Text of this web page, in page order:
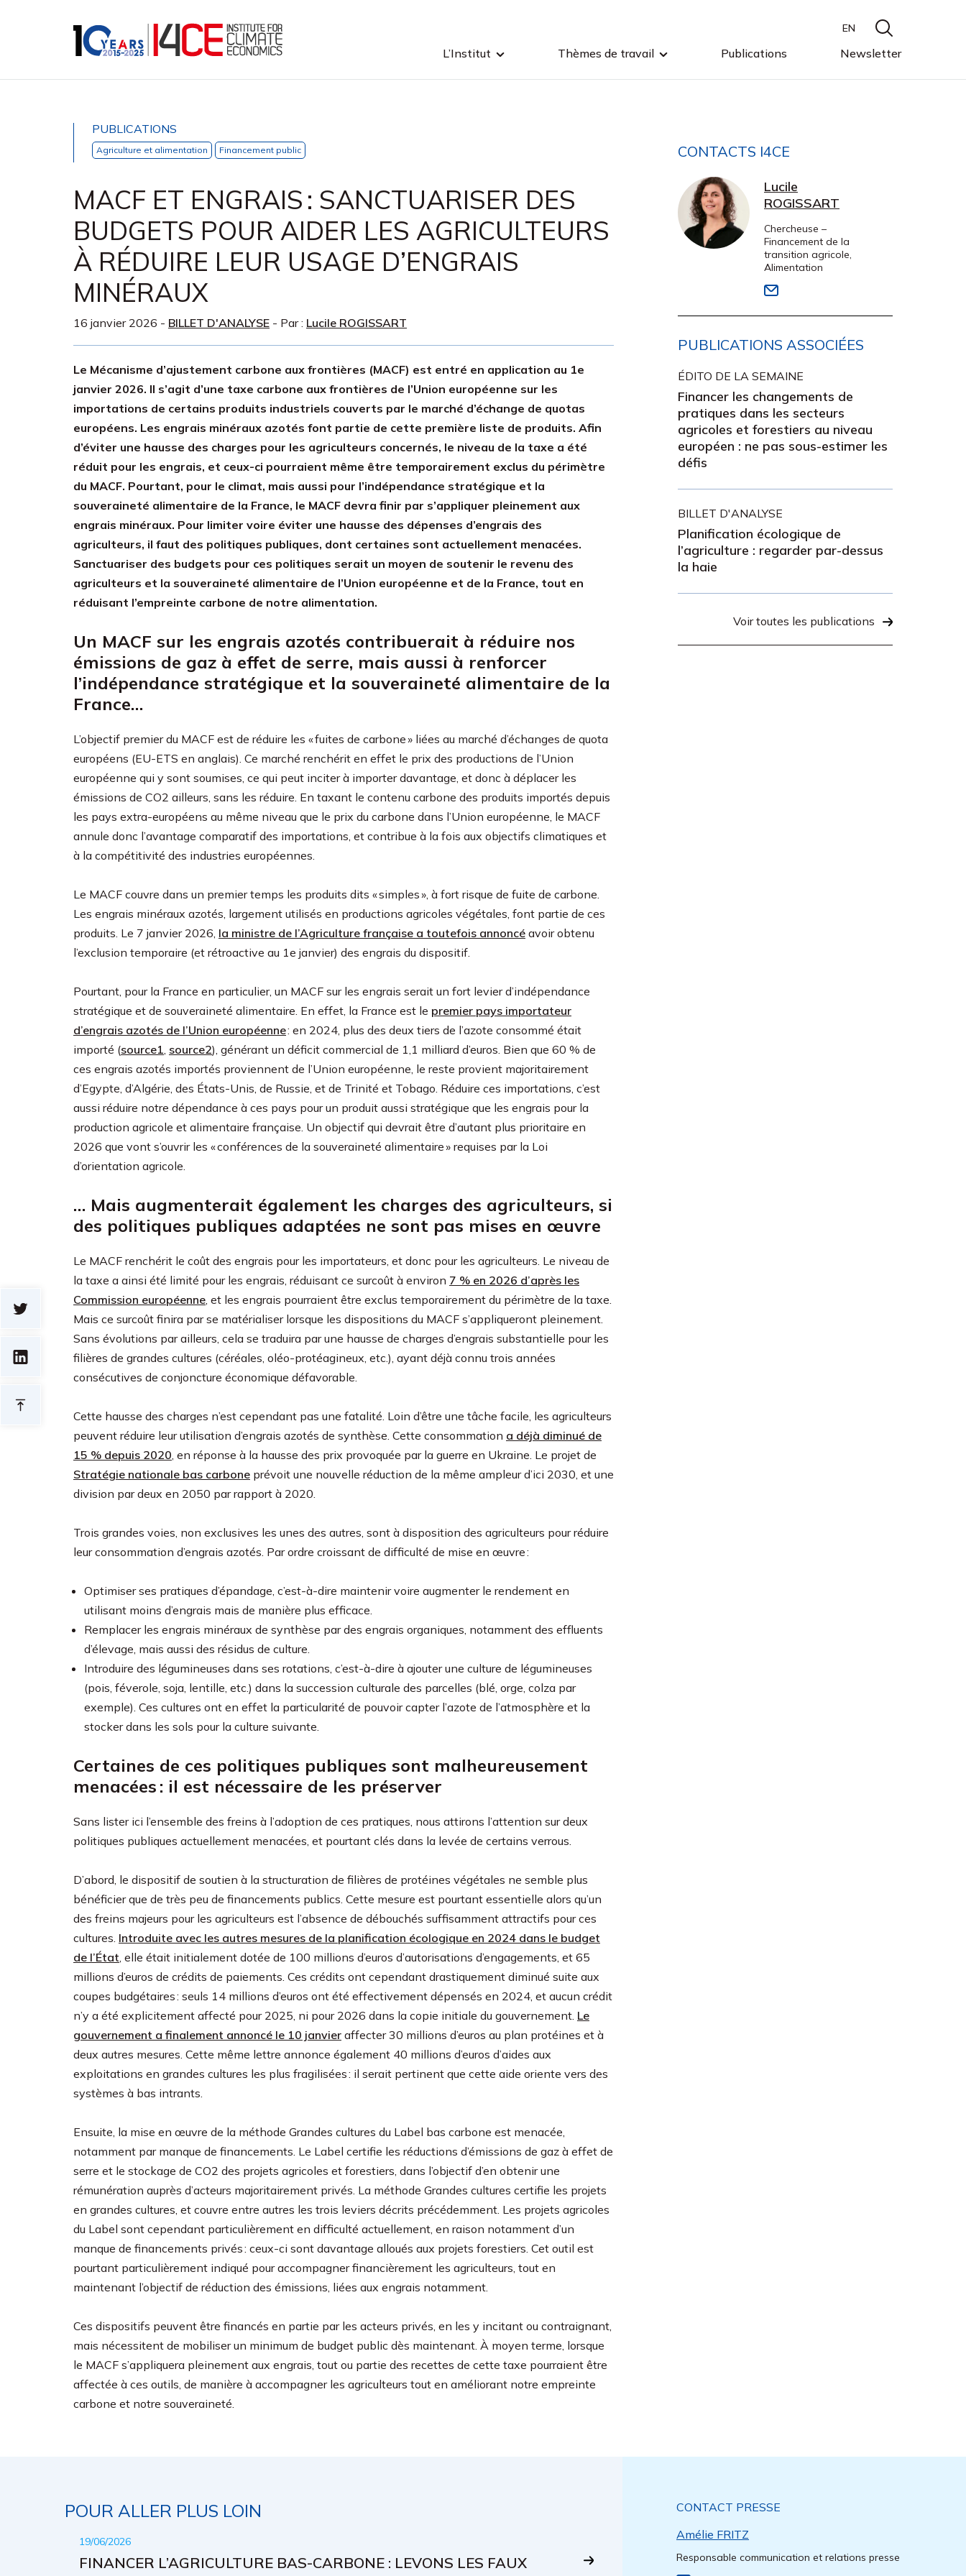
L’Institut Thèmes de travail Publications Newsletter
EN
PUBLICATIONS
Agriculture et alimentation Financement public
MACF ET ENGRAIS : SANCTUARISER DES
BUDGETS POUR AIDER LES AGRICULTEURS
À RÉDUIRE LEUR USAGE D’ENGRAIS
MINÉRAUX
16 janvier 2026 - BILLET D'ANALYSE - Par : Lucile ROGISSART
Le Mécanisme d’ajustement carbone aux frontières (MACF) est entré en application au 1e
janvier 2026. Il s’agit d’une taxe carbone aux frontières de l’Union européenne sur les
importations de certains produits industriels couverts par le marché d’échange de quotas
européens. Les engrais minéraux azotés font partie de cette première liste de produits. Afin
d’éviter une hausse des charges pour les agriculteurs concernés, le niveau de la taxe a été
réduit pour les engrais, et ceux-ci pourraient même être temporairement exclus du périmètre
du MACF. Pourtant, pour le climat, mais aussi pour l’indépendance stratégique et la
souveraineté alimentaire de la France, le MACF devra finir par s’appliquer pleinement aux
engrais minéraux. Pour limiter voire éviter une hausse des dépenses d’engrais des
agriculteurs, il faut des politiques publiques, dont certaines sont actuellement menacées.
Sanctuariser des budgets pour ces politiques serait un moyen de soutenir le revenu des
agriculteurs et la souveraineté alimentaire de l’Union européenne et de la France, tout en
réduisant l’empreinte carbone de notre alimentation.
Un MACF sur les engrais azotés contribuerait à réduire nos
émissions de gaz à effet de serre, mais aussi à renforcer
l’indépendance stratégique et la souveraineté alimentaire de la
France…
L’objectif premier du MACF est de réduire les « fuites de carbone » liées au marché d’échanges de quota
européens (EU-ETS en anglais). Ce marché renchérit en effet le prix des productions de l’Union
européenne qui y sont soumises, ce qui peut inciter à importer davantage, et donc à déplacer les
émissions de CO2 ailleurs, sans les réduire. En taxant le contenu carbone des produits importés depuis
les pays extra-européens au même niveau que le prix du carbone dans l’Union européenne, le MACF
annule donc l’avantage comparatif des importations, et contribue à la fois aux objectifs climatiques et
à la compétitivité des industries européennes.
Le MACF couvre dans un premier temps les produits dits « simples », à fort risque de fuite de carbone.
Les engrais minéraux azotés, largement utilisés en productions agricoles végétales, font partie de ces
produits. Le 7 janvier 2026, la ministre de l’Agriculture française a toutefois annoncé avoir obtenu
l’exclusion temporaire (et rétroactive au 1e janvier) des engrais du dispositif.
Pourtant, pour la France en particulier, un MACF sur les engrais serait un fort levier d’indépendance
stratégique et de souveraineté alimentaire. En effet, la France est le premier pays importateur
d’engrais azotés de l’Union européenne: en 2024, plus des deux tiers de l’azote consommé était
importé (source1, source2), générant un déficit commercial de 1,1 milliard d’euros. Bien que 60 % de
ces engrais azotés importés proviennent de l’Union européenne, le reste provient majoritairement
d’Egypte, d’Algérie, des États-Unis, de Russie, et de Trinité et Tobago. Réduire ces importations, c’est
aussi réduire notre dépendance à ces pays pour un produit aussi stratégique que les engrais pour la
production agricole et alimentaire française. Un objectif qui devrait être d’autant plus prioritaire en
2026 que vont s’ouvrir les « conférences de la souveraineté alimentaire » requises par la Loi
d’orientation agricole.
… Mais augmenterait également les charges des agriculteurs, si
des politiques publiques adaptées ne sont pas mises en œuvre
Le MACF renchérit le coût des engrais pour les importateurs, et donc pour les agriculteurs. Le niveau de
la taxe a ainsi été limité pour les engrais, réduisant ce surcoût à environ 7 % en 2026 d’après les
Commission européenne, et les engrais pourraient être exclus temporairement du périmètre de la taxe.
Mais ce surcoût finira par se matérialiser lorsque les dispositions du MACF s’appliqueront pleinement.
Sans évolutions par ailleurs, cela se traduira par une hausse de charges d’engrais substantielle pour les
filières de grandes cultures (céréales, oléo-protéagineux, etc.), ayant déjà connu trois années
consécutives de conjoncture économique défavorable.
Cette hausse des charges n’est cependant pas une fatalité. Loin d’être une tâche facile, les agriculteurs
peuvent réduire leur utilisation d’engrais azotés de synthèse. Cette consommation a déjà diminué de
15 % depuis 2020, en réponse à la hausse des prix provoquée par la guerre en Ukraine. Le projet de
Stratégie nationale bas carbone prévoit une nouvelle réduction de la même ampleur d’ici 2030, et une
division par deux en 2050 par rapport à 2020.
Trois grandes voies, non exclusives les unes des autres, sont à disposition des agriculteurs pour réduire
leur consommation d’engrais azotés. Par ordre croissant de difficulté de mise en œuvre :
Optimiser ses pratiques d’épandage, c’est-à-dire maintenir voire augmenter le rendement en
utilisant moins d’engrais mais de manière plus efficace.
Remplacer les engrais minéraux de synthèse par des engrais organiques, notamment des effluents
d’élevage, mais aussi des résidus de culture.
Introduire des légumineuses dans ses rotations, c’est-à-dire à ajouter une culture de légumineuses
(pois, féverole, soja, lentille, etc.) dans la succession culturale des parcelles (blé, orge, colza par
exemple). Ces cultures ont en effet la particularité de pouvoir capter l’azote de l’atmosphère et la
stocker dans les sols pour la culture suivante.
Certaines de ces politiques publiques sont malheureusement
menacées : il est nécessaire de les préserver
Sans lister ici l’ensemble des freins à l’adoption de ces pratiques, nous attirons l’attention sur deux
politiques publiques actuellement menacées, et pourtant clés dans la levée de certains verrous.
D’abord, le dispositif de soutien à la structuration de filières de protéines végétales ne semble plus
bénéficier que de très peu de financements publics. Cette mesure est pourtant essentielle alors qu’un
des freins majeurs pour les agriculteurs est l’absence de débouchés suffisamment attractifs pour ces
cultures. Introduite avec les autres mesures de la planification écologique en 2024 dans le budget
de l’État, elle était initialement dotée de 100 millions d’euros d’autorisations d’engagements, et 65
millions d’euros de crédits de paiements. Ces crédits ont cependant drastiquement diminué suite aux
coupes budgétaires : seuls 14 millions d’euros ont été effectivement dépensés en 2024, et aucun crédit
n’y a été explicitement affecté pour 2025, ni pour 2026 dans la copie initiale du gouvernement. Le
gouvernement a finalement annoncé le 10 janvier affecter 30 millions d’euros au plan protéines et à
deux autres mesures. Cette même lettre annonce également 40 millions d’euros d’aides aux
exploitations en grandes cultures les plus fragilisées : il serait pertinent que cette aide oriente vers des
systèmes à bas intrants.
Ensuite, la mise en œuvre de la méthode Grandes cultures du Label bas carbone est menacée,
notamment par manque de financements. Le Label certifie les réductions d’émissions de gaz à effet de
serre et le stockage de CO2 des projets agricoles et forestiers, dans l’objectif d’en obtenir une
rémunération auprès d’acteurs majoritairement privés. La méthode Grandes cultures certifie les projets
en grandes cultures, et couvre entre autres les trois leviers décrits précédemment. Les projets agricoles
du Label sont cependant particulièrement en difficulté actuellement, en raison notamment d’un
manque de financements privés : ceux-ci sont davantage alloués aux projets forestiers. Cet outil est
pourtant particulièrement indiqué pour accompagner financièrement les agriculteurs, tout en
maintenant l’objectif de réduction des émissions, liées aux engrais notamment.
Ces dispositifs peuvent être financés en partie par les acteurs privés, en les y incitant ou contraignant,
mais nécessitent de mobiliser un minimum de budget public dès maintenant. À moyen terme, lorsque
le MACF s’appliquera pleinement aux engrais, tout ou partie des recettes de cette taxe pourraient être
affectée à ces outils, de manière à accompagner les agriculteurs tout en améliorant notre empreinte
carbone et notre souveraineté.
CONTACTS I4CE
Lucile
ROGISSART
Chercheuse –
Financement de la
transition agricole,
Alimentation
PUBLICATIONS ASSOCIÉES
ÉDITO DE LA SEMAINE
Financer les changements de
pratiques dans les secteurs
agricoles et forestiers au niveau
européen : ne pas sous-estimer les
défis
BILLET D'ANALYSE
Planification écologique de
l’agriculture : regarder par-dessus
la haie
Voir toutes les publications
POUR ALLER PLUS LOIN
19/06/2026
FINANCER L’AGRICULTURE BAS-CARBONE : LEVONS LES FAUX
CONTACT PRESSE
Amélie FRITZ
Responsable communication et relations presse